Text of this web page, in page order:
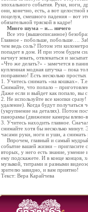
эпохального события. Руки, ноги,
они, конечно, есть, а вот
поцелуя, смешного падения – вот
обязательной тряской в кадре!
Много шума – и… ничего
Все это (вышеописанное)
Главное - побольше, побольше….
чем ведь соль? Потом эти
попадет в дом. И при этом будем
начнут зевать, отвлекаться и
«Что же делать?» - замечется в
купленная модная штучка – пока
поправимо! Есть несколько
1. Учитесь снимать «на кошках».
Снимайте, что попало –
Даже если и выйдет как попало, вы
2. Не используйте все кнопки
удаление). Когда будут получаться
(укрупнение на деталях). Потом
панорамы (движение камеры влево-
3. Учитесь находить главное.
снимайте хотя бы несколько
часами руки, ноги и уши, а снимать
Впрочем, главный и самый мудрый
событие вашей жизни – пригласите
вторых, у него есть знание, умение
ему подскажете. И в конце концов,
музыкой, титрами и разными
зрителю завидно, и вам приятно!
Текст: Вера Карайчева